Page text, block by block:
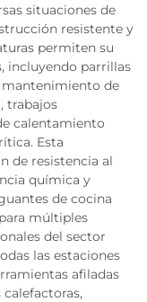
situaciones de
resistente y
permiten su
incluyendo parrillas
mantenimiento de
trabajos
calentamiento
Esta
de resistencia al
química y
de cocina
múltiples
del sector
las estaciones
afiladas